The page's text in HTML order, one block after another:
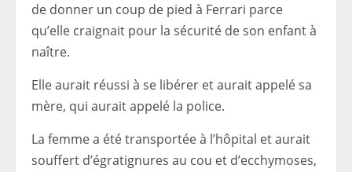
de donner un coup de pied à Ferrari parce
qu’elle craignait pour la sécurité de son enfant à
naître.
Elle aurait réussi à se libérer et aurait appelé sa
mère, qui aurait appelé la police.
La femme a été transportée à l’hôpital et aurait
souffert d’égratignures au cou et d’ecchymoses,